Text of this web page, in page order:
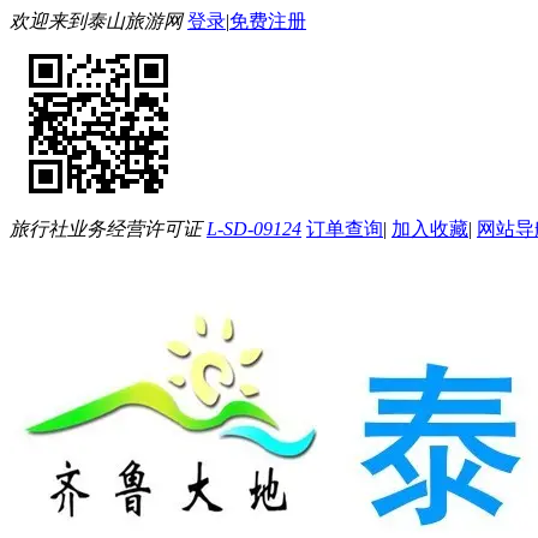
欢迎来到泰山旅游网登录|免费注册
旅行社业务经营许可证L-SD-09124 订单查询| 加入收藏| 网站